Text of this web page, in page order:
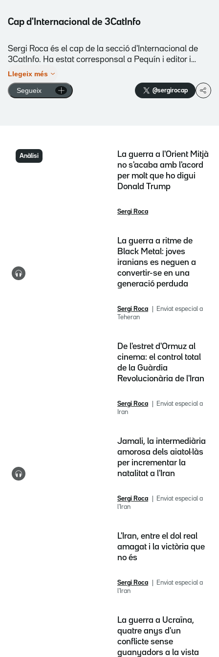
Cap d'Internacional de 3CatInfo
Sergi Roca és el cap de la secció d'Internacional de
3CatInfo. Ha estat corresponsal a Pequín i editor i
presentador del programa Mapamundi. Com a enviat
especial, ha cobert el tsunami i crisi nuclear de
Fukushima, l'arribada massiva de refugiats a la UE, el
Llegeix més
Segueix @sergirocap
Anàlisi
La guerra a l'Orient Mitjà
no s'acaba amb l'acord
per molt que ho digui
Donald Trump
Sergi Roca
La guerra a ritme de
Black Metal: joves
iranians es neguen a
convertir-se en una
generació perduda
Sergi Roca
Enviat especial a
Teheran
De l'estret d'Ormuz al
cinema: el control total
de la Guàrdia
Revolucionària de l'Iran
Sergi Roca
Enviat especial a
Iran
Jamali, la intermediària
amorosa dels aiatol·làs
per incrementar la
natalitat a l'Iran
Sergi Roca
Enviat especial a
l'Iran
L'Iran, entre el dol real
amagat i la victòria que
no és
Sergi Roca
Enviat especial a
l'Iran
La guerra a Ucraïna,
quatre anys d'un
conflicte sense
guanyadors a la vista